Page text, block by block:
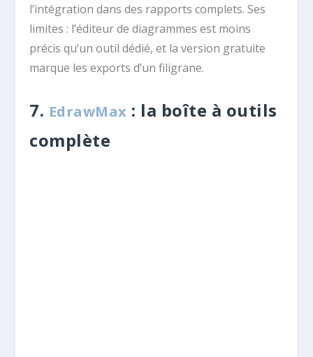
l’intégration dans des rapports complets. Ses
limites : l’éditeur de diagrammes est moins
précis qu’un outil dédié, et la version gratuite
marque les exports d’un filigrane.
7. EdrawMax : la boîte à outils
complète